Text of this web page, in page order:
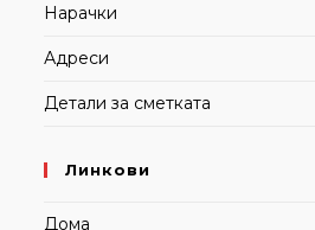
Нарачки
Адреси
Детали за сметката
Линкови
Дома